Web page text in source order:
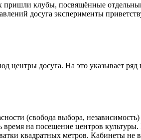
пришли клубы, посвящённые
досуга эксперименты
центры досуга. На это указывает ряд
(свобода выбора,
на посещение центров
квадратных метров. Кабинеты не